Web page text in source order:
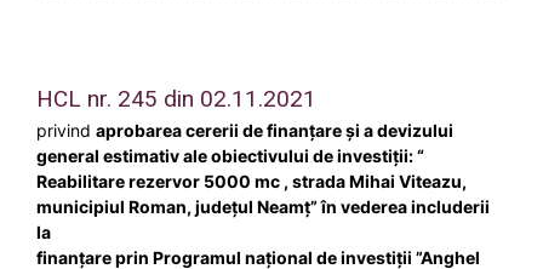
HCL nr. 245 din 02.11.2021
privind aprobarea cererii de finanțare și a devizului
general estimativ ale obiectivului de investiţii: “
Reabilitare rezervor 5000 mc , strada Mihai Viteazu,
municipiul Roman, județul Neamț” în vederea includerii
la
finanțare prin Programul național de investiții ”Anghel